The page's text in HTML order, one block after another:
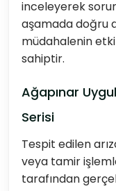
inceleyerek
aşamada doğru
müdahalenin
sahiptir.
Ağapınar
Serisi
Tespit edilen
veya tamir
tarafından